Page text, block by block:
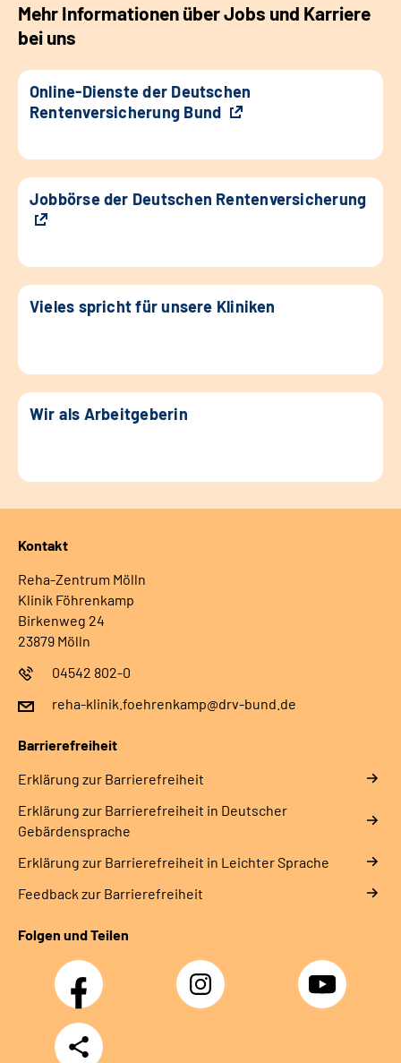
Mehr Informationen über Jobs und Karriere
bei uns
Online-Dienste der Deutschen
Rentenversicherung Bund
Jobbörse der Deutschen Rentenversicherung
Vieles spricht für unsere Kliniken
Wir als Arbeitgeberin
Kontakt
Reha-Zentrum Mölln
Klinik Föhrenkamp
Birkenweg 24
23879 Mölln
04542 802-0
reha-klinik.foehrenkamp@drv-bund.de
Barrierefreiheit
Erklärung zur Barrierefreiheit
Erklärung zur Barrierefreiheit in Deutscher
Gebärdensprache
Erklärung zur Barrierefreiheit in Leichter Sprache
Feedback zur Barrierefreiheit
Folgen und Teilen
Facebook Instagram YouTube
Teilen